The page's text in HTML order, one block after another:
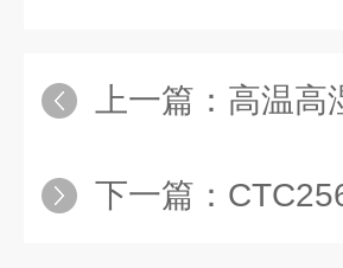
上一篇： 高温高
下一篇：